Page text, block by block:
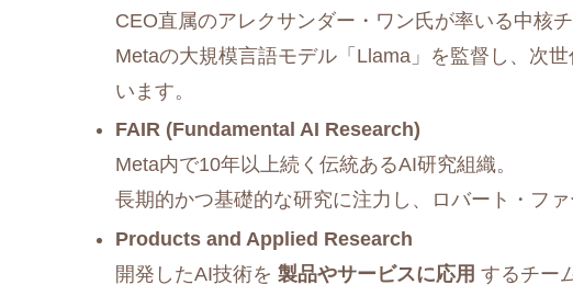
CEO直属のアレクサンダー・ワン氏が率いる中核チ
Metaの大規模言語モデル「Llama」を監督し、次
います。
FAIR (Fundamental AI Research)
Meta内で10年以上続く伝統あるAI研究組織。
長期的かつ基礎的な研究に注力し、ロバート・フ
Products and Applied Research
開発したAI技術を製品やサービスに応用 するチー